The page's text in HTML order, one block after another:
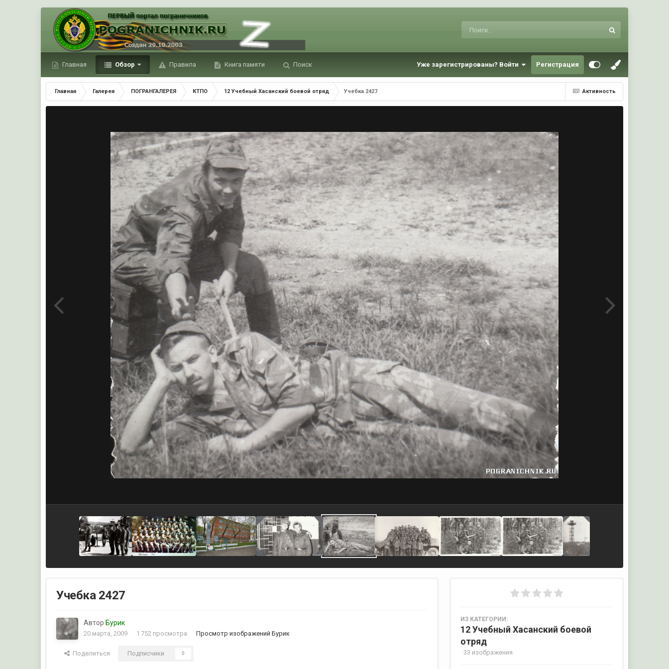
Главная Обзор Правила Книга памяти Поиск Уже зарегистрированы? Войти Регистрация
Активность
Главная Галерея ПОГРАНГАЛЕРЕЯ КТПО 12 Учебный Хасанский боевой отряд Учебка 2427
Учебка 2427
Автор Бурик
20 марта, 2009 1 752 просмотра Просмотр изображений Бурик
Поделиться Подписчики 0
ИЗ КАТЕГОРИИ:
12 Учебный Хасанский боевой
отряд
· 33 изображения